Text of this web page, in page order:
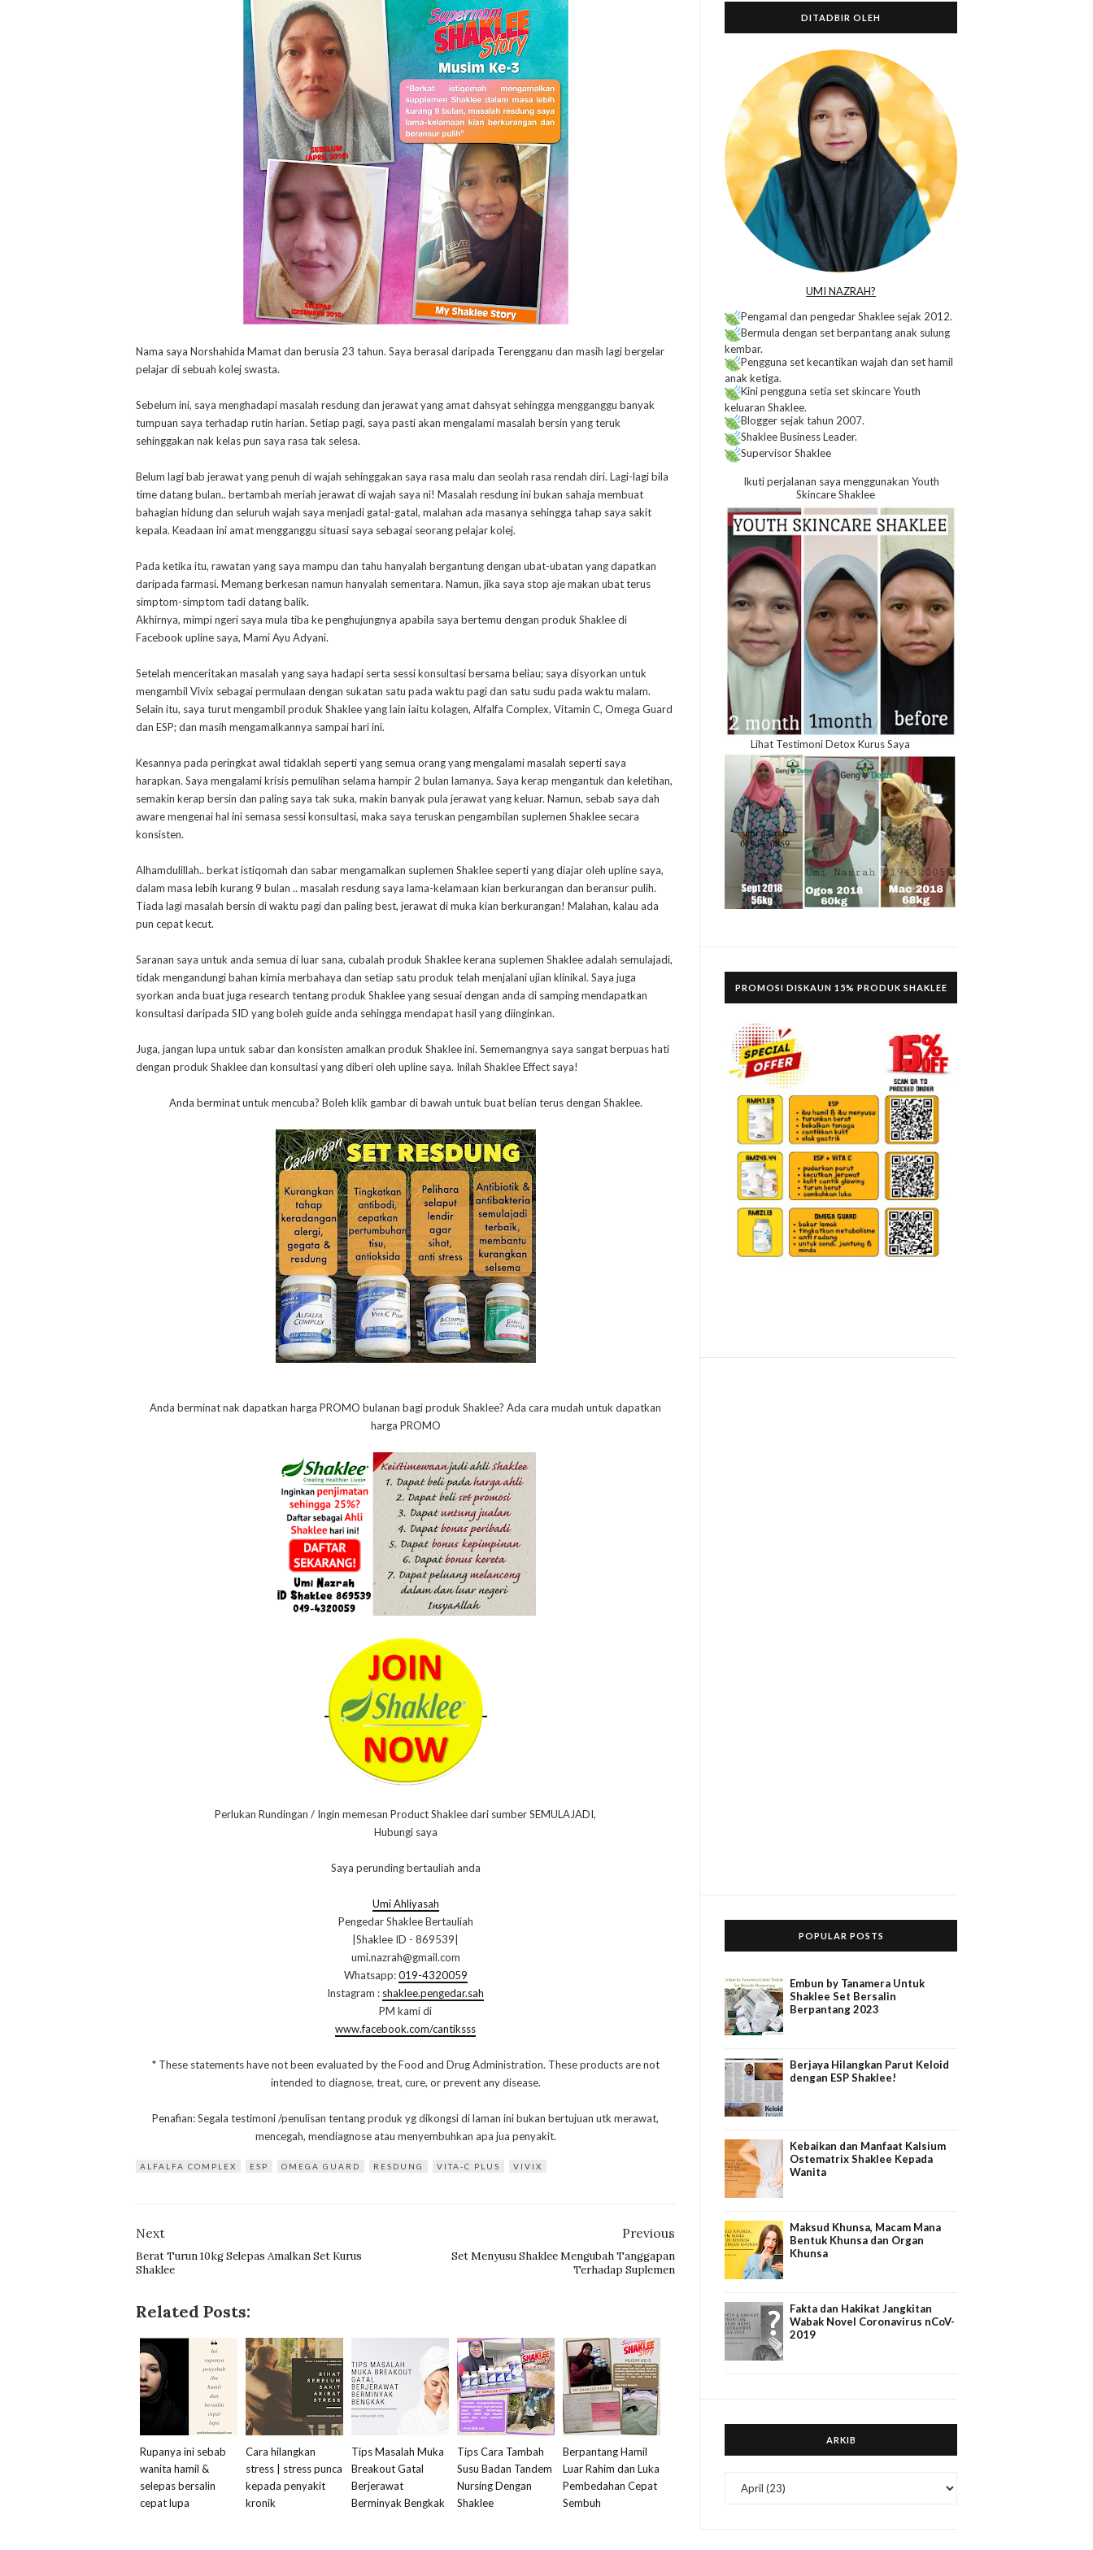
Nama saya Norshahida Mamat dan berusia 23 tahun. Saya berasal daripada Terengganu dan masih lagi bergelar
pelajar di sebuah kolej swasta.
Sebelum ini, saya menghadapi masalah resdung dan jerawat yang amat dahsyat sehingga mengganggu banyak
tumpuan saya terhadap rutin harian. Setiap pagi, saya pasti akan mengalami masalah bersin yang teruk
sehinggakan nak kelas pun saya rasa tak selesa.
Belum lagi bab jerawat yang penuh di wajah sehinggakan saya rasa malu dan seolah rasa rendah diri. Lagi-lagi bila
time datang bulan.. bertambah meriah jerawat di wajah saya ni! Masalah resdung ini bukan sahaja membuat
bahagian hidung dan seluruh wajah saya menjadi gatal-gatal, malahan ada masanya sehingga tahap saya sakit
kepala. Keadaan ini amat mengganggu situasi saya sebagai seorang pelajar kolej.
Pada ketika itu, rawatan yang saya mampu dan tahu hanyalah bergantung dengan ubat-ubatan yang dapatkan
daripada farmasi. Memang berkesan namun hanyalah sementara. Namun, jika saya stop aje makan ubat terus
simptom-simptom tadi datang balik.
Akhirnya, mimpi ngeri saya mula tiba ke penghujungnya apabila saya bertemu dengan produk Shaklee di
Facebook upline saya, Mami Ayu Adyani.
Setelah menceritakan masalah yang saya hadapi serta sessi konsultasi bersama beliau; saya disyorkan untuk
mengambil Vivix sebagai permulaan dengan sukatan satu pada waktu pagi dan satu sudu pada waktu malam.
Selain itu, saya turut mengambil produk Shaklee yang lain iaitu kolagen, Alfalfa Complex, Vitamin C, Omega Guard
dan ESP; dan masih mengamalkannya sampai hari ini.
Kesannya pada peringkat awal tidaklah seperti yang semua orang yang mengalami masalah seperti saya
harapkan. Saya mengalami krisis pemulihan selama hampir 2 bulan lamanya. Saya kerap mengantuk dan keletihan,
semakin kerap bersin dan paling saya tak suka, makin banyak pula jerawat yang keluar. Namun, sebab saya dah
aware mengenai hal ini semasa sessi konsultasi, maka saya teruskan pengambilan suplemen Shaklee secara
konsisten.
Alhamdulillah.. berkat istiqomah dan sabar mengamalkan suplemen Shaklee seperti yang diajar oleh upline saya,
dalam masa lebih kurang 9 bulan .. masalah resdung saya lama-kelamaan kian berkurangan dan beransur pulih.
Tiada lagi masalah bersin di waktu pagi dan paling best, jerawat di muka kian berkurangan! Malahan, kalau ada
pun cepat kecut.
Saranan saya untuk anda semua di luar sana, cubalah produk Shaklee kerana suplemen Shaklee adalah semulajadi,
tidak mengandungi bahan kimia merbahaya dan setiap satu produk telah menjalani ujian klinikal. Saya juga
syorkan anda buat juga research tentang produk Shaklee yang sesuai dengan anda di samping mendapatkan
konsultasi daripada SID yang boleh guide anda sehingga mendapat hasil yang diinginkan.
Juga, jangan lupa untuk sabar dan konsisten amalkan produk Shaklee ini. Sememangnya saya sangat berpuas hati
dengan produk Shaklee dan konsultasi yang diberi oleh upline saya. Inilah Shaklee Effect saya!
Anda berminat untuk mencuba? Boleh klik gambar di bawah untuk buat belian terus dengan Shaklee.
Anda berminat nak dapatkan harga PROMO bulanan bagi produk Shaklee? Ada cara mudah untuk dapatkan
harga PROMO
Perlukan Rundingan / Ingin memesan Product Shaklee dari sumber SEMULAJADI,
Hubungi saya
Saya perunding bertauliah anda
Umi Ahliyasah
Pengedar Shaklee Bertauliah
|Shaklee ID - 869539|
umi.nazrah@gmail.com
Whatsapp:019-4320059
Instagram : shaklee.pengedar.sah
PM kami di
www.facebook.com/cantiksss
* These statements have not been evaluated by the Food and Drug Administration. These products are not
intended to diagnose, treat, cure, or prevent any disease.
Penafian: Segala testimoni /penulisan tentang produk yg dikongsi di laman ini bukan bertujuan utk merawat,
mencegah, mendiagnose atau menyembuhkan apa jua penyakit.
ALFALFA COMPLEX ESP OMEGA GUARD RESDUNG VITA-C PLUS VIVIX
Next
Berat Turun 10kg Selepas Amalkan Set Kurus
Shaklee
Previous
Set Menyusu Shaklee Mengubah Tanggapan
Terhadap Suplemen
Related Posts:
Rupanya ini sebab
wanita hamil &
selepas bersalin
cepat lupa
Cara hilangkan
stress | stress punca
kepada penyakit
kronik
Tips Masalah Muka
Breakout Gatal
Berjerawat
Berminyak Bengkak
Tips Cara Tambah
Susu Badan Tandem
Nursing Dengan
Shaklee
Berpantang Hamil
Luar Rahim dan Luka
Pembedahan Cepat
Sembuh
r
DITADBIR OLEH
UMI NAZRAH?
Pengamal dan pengedar Shaklee sejak 2012.
Bermula dengan set berpantang anak sulung
kembar.
Pengguna set kecantikan wajah dan set hamil
anak ketiga.
Kini pengguna setia set skincare Youth
keluaran Shaklee.
Blogger sejak tahun 2007.
Shaklee Business Leader.
Supervisor Shaklee
Ikuti perjalanan saya menggunakan Youth
Skincare Shaklee
Lihat Testimoni Detox Kurus Saya
PROMOSI DISKAUN 15% PRODUK SHAKLEE
POPULAR POSTS
Embun by Tanamera Untuk
Shaklee Set Bersalin
Berpantang 2023
Berjaya Hilangkan Parut Keloid
dengan ESP Shaklee!
Kebaikan dan Manfaat Kalsium
Ostematrix Shaklee Kepada
Wanita
Maksud Khunsa, Macam Mana
Bentuk Khunsa dan Organ
Khunsa
Fakta dan Hakikat Jangkitan
Wabak Novel Coronavirus nCoV-
2019
ARKIB